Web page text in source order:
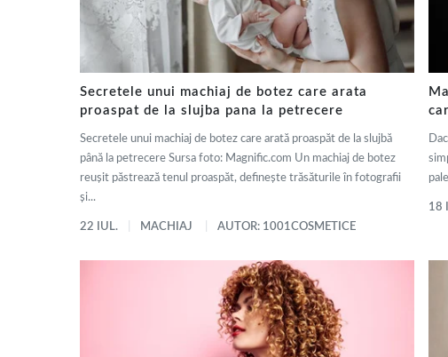
Secretele unui machiaj de botez care arata
proaspat de la slujba pana la petrecere
Secretele unui machiaj de botez care arată proaspăt de la slujbă
până la petrecere Sursa foto: Magnific.com Un machiaj de botez
reușit păstrează tenul proaspăt, definește trăsăturile în fotografii
și...
22 IUL. MACHIAJ AUTOR: 1001COSMETICE
18